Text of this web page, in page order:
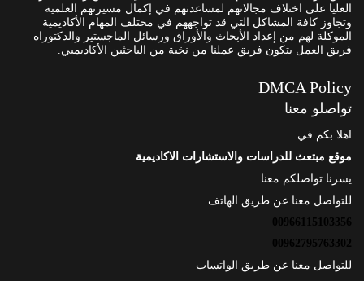
العليا على اختلاف مجالاتهم لمساعدتهم في إكمال مسيرتهم العلمية
وتجاوز كافة المشاكل التي قد تواجههم في مختلف المهام الأكاديمية
الموكلة لهم من إعداد الأبحاث والأوراق ورسائل الماجستير والدكتوراه
فريق العمل يتكون فريق عملنا من نخبة من الباحثين الأكاديميي.
DMCA Policy
تواصلو معنا
اهلا بكم في
موقع مبتعث للدراسات والاستشارات الاكاديمية
يسرنا تواصلكم معنا
للتواصل معنا عن طريق الهاتف
00966115103356
00962795763302
للتواصل معنا عن طريق الواتساب